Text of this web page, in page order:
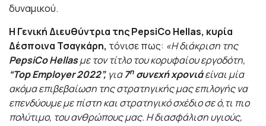
δυναμικού.
Η Γενική Διευθύντρια της PepsiCo Hellas, κυρία
Δέσποινα Τσαγκάρη, τόνισε πως: «Η διάκριση της
PepsiCo Hellasμε τον τίτλο του κορυφαίου εργοδότη,
“Top Employer 2022”, για7η συνεχή χρονιάείναι μία
ακόμα επιβεβαίωση της στρατηγικής μας επιλογής να
επενδύουμε με πίστη και στρατηγικό σχέδιο σε ό,τι πιο
πολύτιμο, του ανθρώπους μας. H διασφάλιση υγιούς,